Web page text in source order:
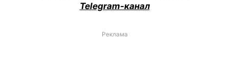
Telegram-канал
Реклама